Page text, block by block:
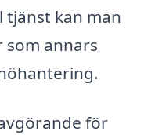
tjänst kan man
som annars
för